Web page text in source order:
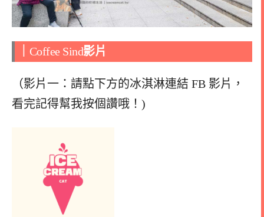
Coffee Sind影片
（影片一：請點下方的冰淇淋連結 FB 影片，
看完記得幫我按個讚哦！)